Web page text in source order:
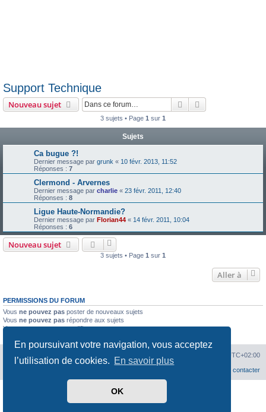
En poursuivant votre navigation, vous acceptez
l’utilisation de cookies. En savoir plus
OK
Support Technique
Nouveau sujet Rechercher
3 sujets • Page 1 sur 1
Sujets
Ca bugue ?!
Dernier message par grunk « 10 févr. 2013, 11:52
Réponses : 7
Clermond - Arvernes
Dernier message par charlie « 23 févr. 2011, 12:40
Réponses : 8
Ligue Haute-Normandie?
Dernier message par Florian44 « 14 févr. 2011, 10:04
Réponses : 6
Nouveau sujet
3 sujets • Page 1 sur 1
Aller à
PERMISSIONS DU FORUM
Vous ne pouvez pas poster de nouveaux sujets
Vous ne pouvez pas répondre aux sujets
Vousne pouvez pasmodifier vos messages
UTC+02:00
Nous contacter
phpBB® Forum Software © phpBB Limited
phpBB-fr.com